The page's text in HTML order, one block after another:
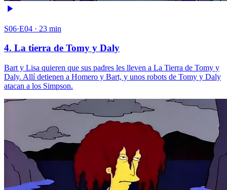
S06·E04 · 23 min
4. La tierra de Tomy y Daly
Bart y Lisa quieren que sus padres les lleven a La Tierra de Tomy y
Daly. Allí detienen a Homero y Bart, y unos robots de Tomy y Daly
atacan a los Simpson.